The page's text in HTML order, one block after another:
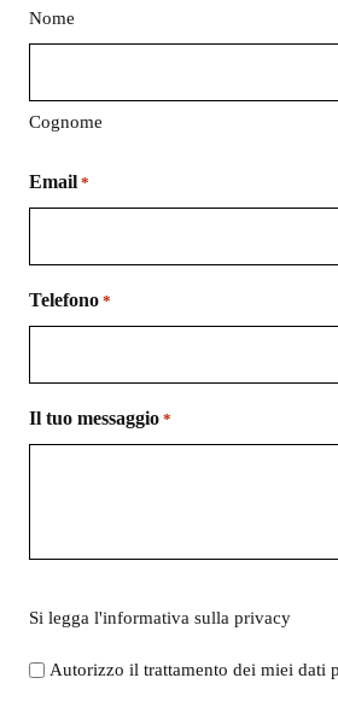
Nome
Cognome
Email *
Telefono *
Il tuo messaggio *
legga
l'informativa
Si legga l'informativa sulla privacy
Autorizzo il trattamento dei miei dati